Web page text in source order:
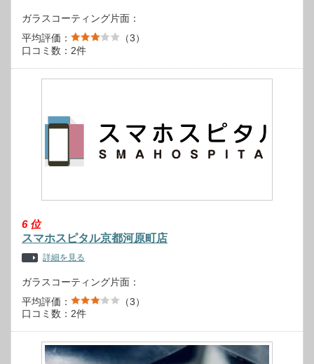
ガラスコーティング片面：
平均評価：
（3）
口コミ数：2件
6位
スマホスピタル京都河原町店
詳細を見る
ガラスコーティング片面：
平均評価：
（3）
口コミ数：2件